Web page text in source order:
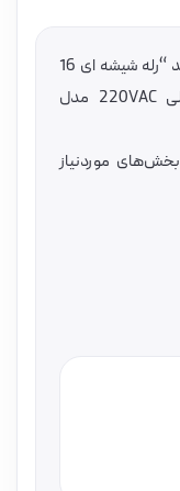
اولین کسی باشید که دیدگاهی می نویسد “رله شیشه ای 16
آمپر فیندر 8 پایه 1NO1NC ولتاژ کنترلی 220VAC مدل
بخش‌های موردنیاز